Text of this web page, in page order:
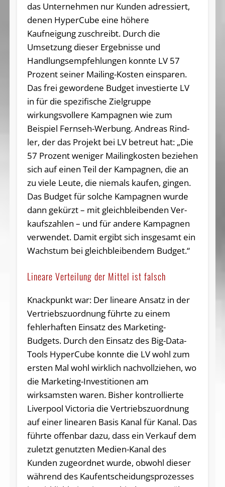
das Unternehmen nur Kunden adressiert,
denen HyperCube eine höhere
Kaufneigung zuschreibt. Durch die
Umsetzung dieser Ergebnisse und
Handlungsempfehlungen konnte LV 57
Prozent seiner Mailing-Kosten einsparen.
Das frei gewordene Budget investierte LV
in für die spezifische Zielgruppe
wirkungsvollere Kampagnen wie zum
Beispiel Fernseh-Werbung. Andreas Rind­
ler, der das Pro­jekt bei LV betreut hat: „Die
57 Pro­zent weni­ger Mai­lingkosten bezie­hen
sich auf einen Teil der Kam­pa­gnen, die an
zu viele Leute, die nie­mals kau­fen, gin­gen.
Das Bud­get für sol­che Kam­pa­gnen wurde
dann gekürzt – mit gleich­blei­ben­den Ver­
kaufs­zah­len – und für andere Kam­pa­gnen
ver­wen­det. Damit ergibt sich insgesamt ein
Wachstum bei gleich­blei­ben­dem Budget.“
Lineare Verteilung der Mittel ist falsch
Knackpunkt war: Der lineare Ansatz in der
Vertriebszuordnung führte zu einem
fehlerhaften Einsatz des Marketing-
Budgets. Durch den Einsatz des Big-Data-
Tools HyperCube konnte die LV wohl zum
ersten Mal wohl wirklich nachvollziehen, wo
die Marketing-Investitionen am
wirksamsten waren. Bisher kontrollierte
Liverpool Victoria die Vertriebszuordnung
auf einer linearen Basis Kanal für Kanal. Das
führte offenbar dazu, dass ein Verkauf dem
zuletzt genutzten Medien-Kanal des
Kunden zugeordnet wurde, obwohl dieser
während des Kaufentscheidungsprozesses